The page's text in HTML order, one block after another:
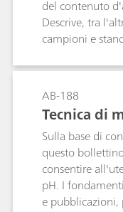
elettrochimica.
del contenuto
Descrive, tra
campioni e
ASTM E1064.
AB-188
Tecnica di
Sulla base di
questo
consentire
pH. I
e